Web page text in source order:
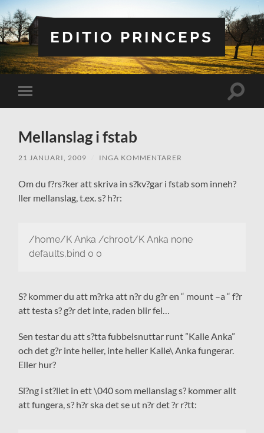
EDITIO PRINCEPS
Slå
på/av
Slå
Mellanslag i fstab
21 JANUARI, 2009 INGA KOMMENTARER
Om du f?rs?ker att skriva in s?kv?gar i fstab som inneh?
ller mellanslag, t.ex. s? h?r:
/home/K Anka /chroot/K Anka none
defaults,bind 0 0
S? kommer du att m?rka att n?r du g?r en “ mount –a “ f?r
att testa s? g?r det inte, raden blir fel…
Sen testar du att s?tta fubbelsnuttar runt ”Kalle Anka”
och det g?r inte heller, inte heller Kalle\ Anka fungerar.
Eller hur?
Sl?ng i st?llet in ett \040 som mellanslag s? kommer allt
att fungera, s? h?r ska det se ut n?r det ?r r?tt: